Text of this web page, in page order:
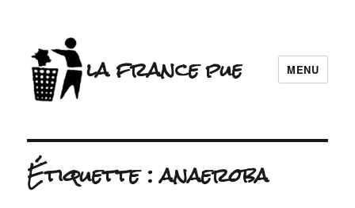
la france pue MENU
Étiquette :anaeroba